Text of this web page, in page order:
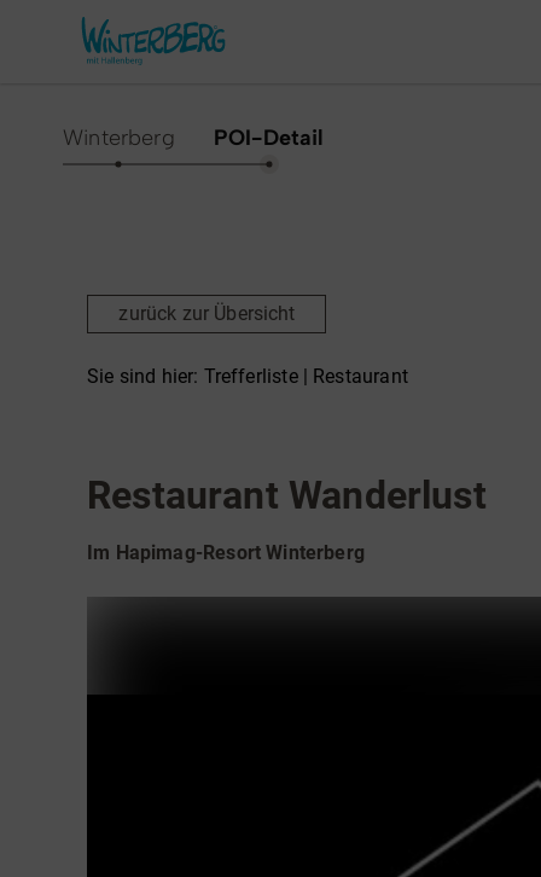
Winter
Freizeithighlights
Gruppenerlebnisse &
Teamevents
Tourenportal
Winterberg POI-Detail
zurück zur Übersicht
Sie sind hier: Trefferliste | Restaurant
Restaurant Wanderlust
Im Hapimag-Resort Winterberg